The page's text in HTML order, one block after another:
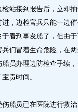
接到报告后，立即抽
进，边检官兵只能一边
于看到事发船了，但由
兵们冒着生命危险，在
船员办理边防检查手续
贵时间。
员已在医院进行救治